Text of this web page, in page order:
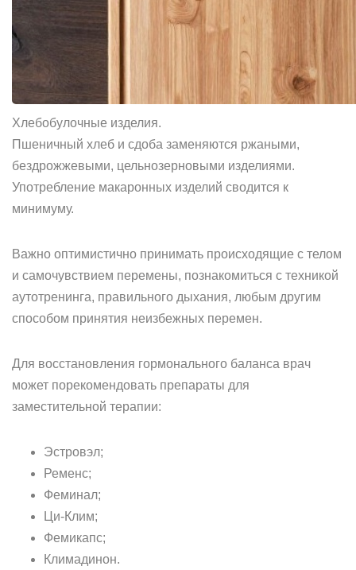
Хлебобулочные изделия.
Пшеничный хлеб и сдоба заменяются ржаными,
бездрожжевыми, цельнозерновыми изделиями.
Употребление макаронных изделий сводится к
минимуму.
Важно оптимистично принимать происходящие с телом
и самочувствием перемены, познакомиться с техникой
аутотренинга, правильного дыхания, любым другим
способом принятия неизбежных перемен.
Для восстановления гормонального баланса врач
может порекомендовать препараты для
заместительной терапии:
Эстровэл;
Ременс;
Феминал;
Ци-Клим;
Фемикапс;
Климадинон.